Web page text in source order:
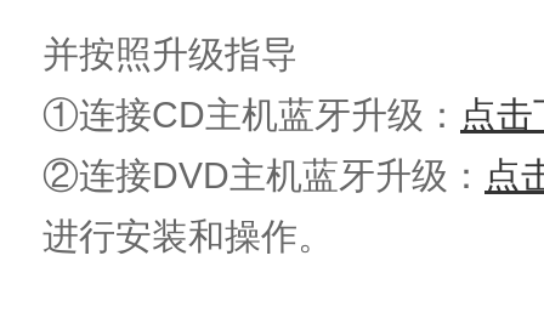
并按照升级指导
①连接CD主机蓝牙升级： 点
②连接DVD主机蓝牙升级： 点
进行安装和操作。